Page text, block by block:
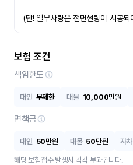
(단! 일부차량은 전면썬팅이 시공
보험 조건
책임한도
대인 무제한 대물 10,000만원
면책금
대인 50만원 대물 50만원 자차
해당 보험접수 발생시 각각 부과됩니다.